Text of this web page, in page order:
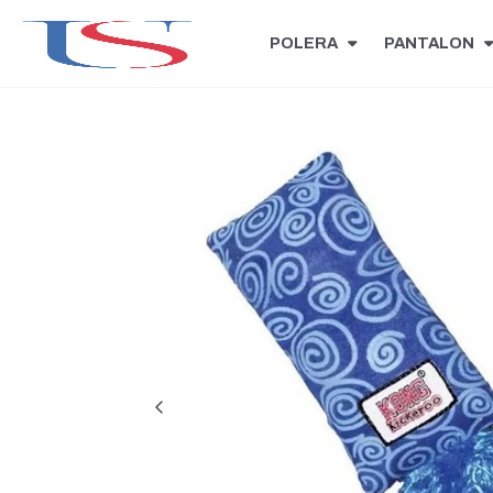
POLERA PANTALON